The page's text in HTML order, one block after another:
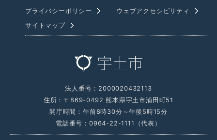
プライバシーポリシー
ウェブアクセシビリティ
サイトマップ
法人番号：2000020432113
住所：〒869-0492 熊本県宇土市浦田町51
開庁時間：午前8時30分～午後5時15分
電話番号：0964-22-1111（代表）